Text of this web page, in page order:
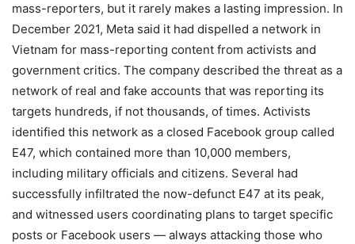
mass-reporters, but it rarely makes a lasting impression. In
December 2021, Meta said it had dispelled a network in
Vietnam for mass-reporting content from activists and
government critics. The company described the threat as a
network of real and fake accounts that was reporting its
targets hundreds, if not thousands, of times. Activists
identified this network as a closed Facebook group called
E47, which contained more than 10,000 members,
including military officials and citizens. Several had
successfully infiltrated the now-defunct E47 at its peak,
and witnessed users coordinating plans to target specific
posts or Facebook users — always attacking those who